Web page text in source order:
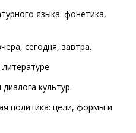
языка: фонетика,
сегодня, завтра.
культур.
политика: цели, формы и